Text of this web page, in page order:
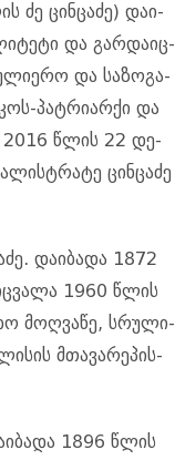
ძე ცინ­ცა­ძე) და­ი­
და გარ­და­იც­
და სა­ზო­გა­
პატ­რი­არ­ქი და
2016 წლის 22 დე­
ცინ­ცა­ძე
და­ი­ბა­და 1872
1960 წლის
მოღ­ვა­წე, სრუ­ლი­
მთა­ვა­რე­პის­
1896 წლის